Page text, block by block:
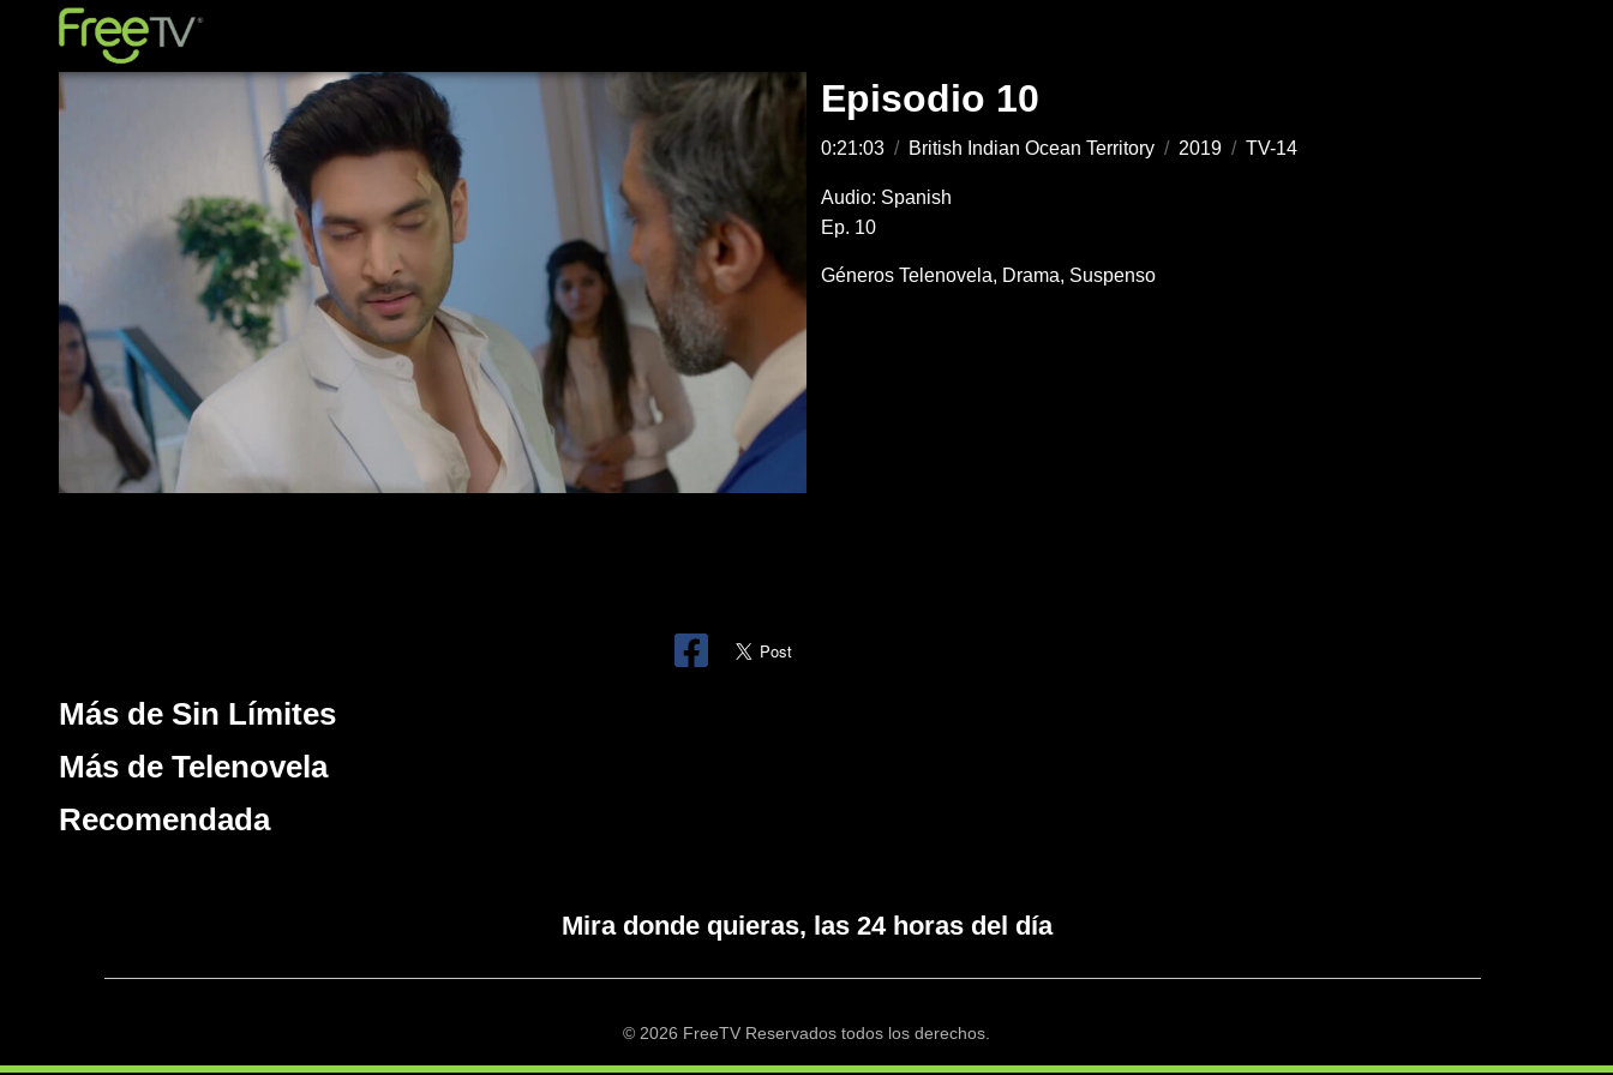
Episodio 10
0:21:03 / British Indian Ocean Territory / 2019 / TV-14
Audio: Spanish
Ep. 10
Géneros Telenovela Drama Suspenso
Más de Sin Límites
Más de Telenovela
Recomendada
Mira donde quieras, las 24 horas del día
© 2026 FreeTV Reservados todos los derechos.